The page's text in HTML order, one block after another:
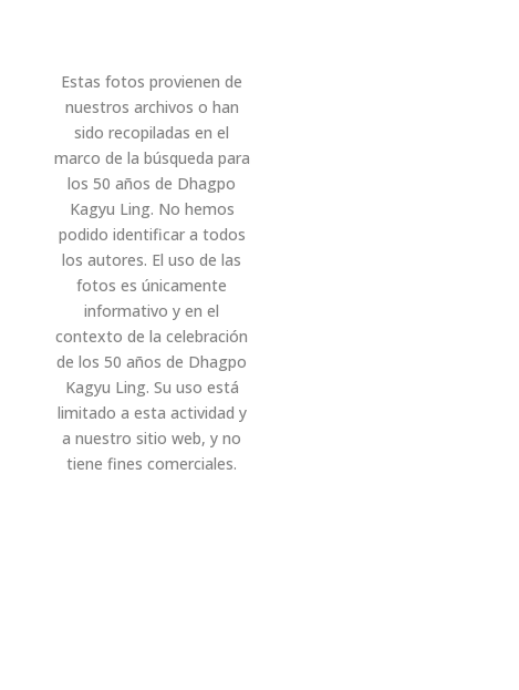
Estas fotos provienen de
nuestros archivos o han
sido recopiladas en el
marco de la búsqueda para
los 50 años de Dhagpo
Kagyu Ling. No hemos
podido identificar a todos
los autores. El uso de las
fotos es únicamente
informativo y en el
contexto de la celebración
de los 50 años de Dhagpo
Kagyu Ling. Su uso está
limitado a esta actividad y
a nuestro sitio web, y no
tiene fines comerciales.